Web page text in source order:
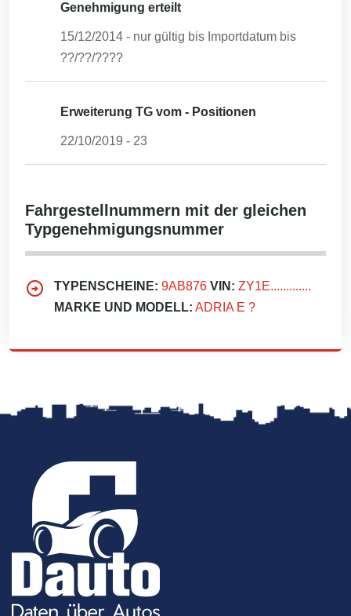
Genehmigung erteilt
15/12/2014 - nur gültig bis Importdatum bis
??/??/????
Erweiterung TG vom - Positionen
22/10/2019 - 23
Fahrgestellnummern mit der gleichen
Typgenehmigungsnummer
TYPENSCHEINE: 9AB876 VIN: ZY1E.............
MARKE UND MODELL: ADRIA E ?